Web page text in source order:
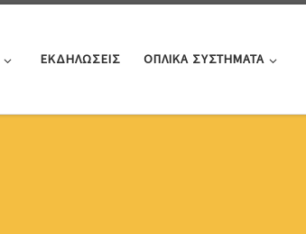
ΕΚΔΗΛΩΣΕΙΣ ΟΠΛΙΚΑ ΣΥΣΤΗΜΑΤΑ